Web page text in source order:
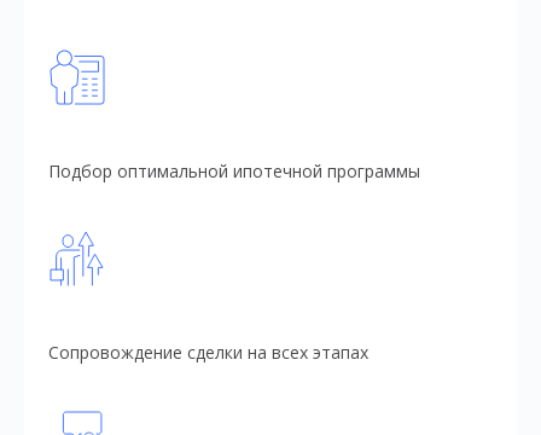
Подбор оптимальной ипотечной программы
Сопровождение сделки на всех этапах